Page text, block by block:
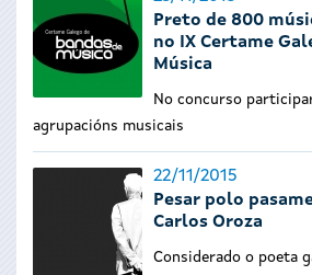
Preto de 800
no IX Certame
Música
No concurso
agrupacións musicais
22/11/2015
Pesar polo
Carlos Oroza
Considerado o poeta